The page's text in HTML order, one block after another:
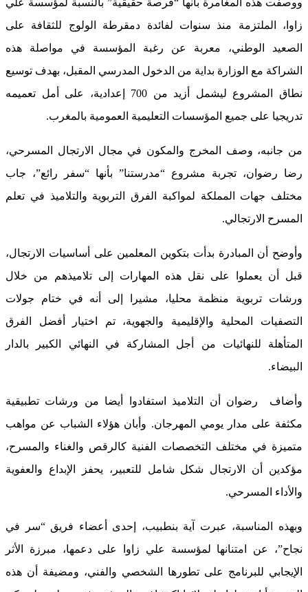
زاوا، الملتزمة منذ سنوات لفائدة دمقرطة الولوج للثقافة على
الصعيد الوطني، معربة عن رغبة المؤسسة في مواصلة هذه
الشراكة مع الوزارة بداية من الدخول المدرسي المقبل، بهدف توسيع
نطاق المشروع ليشمل أزيد من 700 إعدادية، على أمل تعميمه
تدريجيا على جميع المؤسسات التعليمية العمومية بالمغرب.
من جانبه، وصف المخرج والمكون في مجال الارتجال المسرحي،
رضا رضوان، تجربة مشروع “مدرستنا” بأنها “سفر رائع”، جاب
مختلف جهات المملكة لمواكبة الفرق التربوية والتلاميذ في تعلم
المسرح الارتجالي.
وأوضح أن المبادرة بدأت بتكوين المعلمين على أساسيات الارتجال،
قبل أن يعملوا على نقل هذه المهارات إلى تلاميذهم من خلال
ورشات تربوية منظمة محليا، مشيرا إلى أنه في ختام جولات
التصفيات المحلية والإقليمية والجهوية، تم اختيار أفضل الفرق
المتأهلة للنهائيات من أجل المشاركة في النهائي الكبير بالدار
البيضاء.
وأضاف رضوان أن التلاميذ استفادوا أيضا من ورشات تطبيقية
مكثفة على مدار يومي المهرجان. وأبان هؤلاء الشباب عن مواهب
متميزة في مختلف التخصصات الفنية كالرقص والغناء والمسرح،
مؤكدين أن الارتجال شكل شامل للتعبير، يحفز الإبداع والعفوية
والأداء المسرحي.
وبهذه المناسبة، عبرت آية بنطبيب، إحدى أعضاء فريق “سر في
نجاح”، عن امتنانها لمؤسسة علي زاوا على دعمها، مبرزة الأثر
الإيجابي للبرنامج على تطورها الشخصي والفني، ومضيفة أن هذه